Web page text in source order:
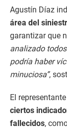
Agustín Díaz
área del
garantizar que
analizado
podría haber
minuciosa”,
El
ciertos
fallecidos,